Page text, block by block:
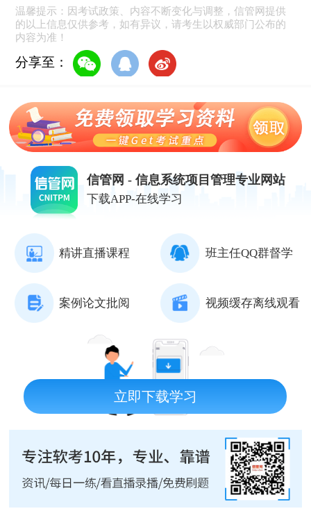
温馨提示：因考试政策、内容不断变化与调整，信管网提供
的以上信息仅供参考，如有异议，请考生以权威部门公布的
内容为准！
分享至：
信管网 - 信息系统项目管理专业网站
下载APP-在线学习
精讲直播课程 班主任QQ群督学
案例论文批阅 视频缓存离线观看
立即下载学习